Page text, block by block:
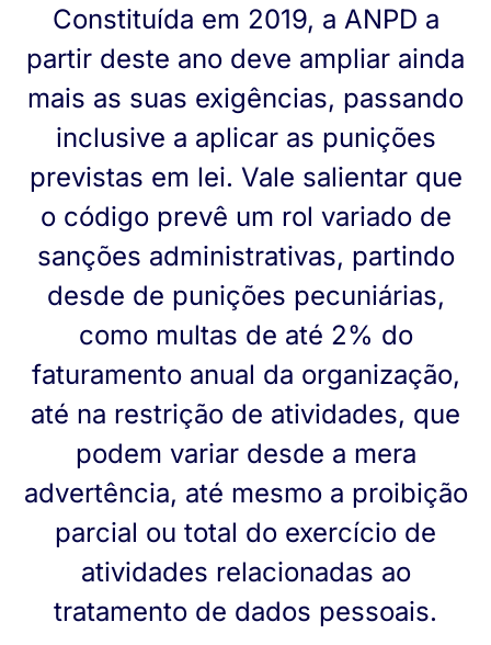
Constituída em 2019, a ANPD a
partir deste ano deve ampliar ainda
mais as suas exigências, passando
inclusive a aplicar as punições
previstas em lei. Vale salientar que
o código prevê um rol variado de
sanções administrativas, partindo
desde de punições pecuniárias,
como multas de até 2% do
faturamento anual da organização,
até na restrição de atividades, que
podem variar desde a mera
advertência, até mesmo a proibição
parcial ou total do exercício de
atividades relacionadas ao
tratamento de dados pessoais.